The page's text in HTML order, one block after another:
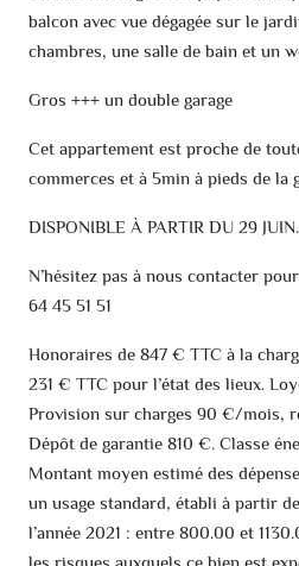
balcon avec vue dégagée sur le
chambres, une salle de bain et un
Gros +++ un double garage
Cet appartement est proche de
commerces et à 5min à pieds de la
DISPONIBLE À PARTIR DU 29 JUIN.
N’hésitez pas à nous contacter
64 45 51 51
Honoraires de 847 € TTC à la
231 € TTC pour l’état des lieux.
Provision sur charges 90 €/mois,
Dépôt de garantie 810 €. Classe
Montant moyen estimé des
un usage standard, établi à partir
l’année 2021 : entre 800.00 et